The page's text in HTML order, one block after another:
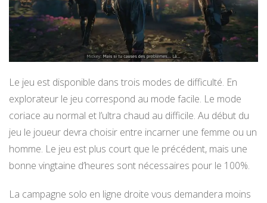
Le jeu est disponible dans trois modes de difficulté. En
explorateur le jeu correspond au mode facile. Le mode
coriace au normal et l’ultra chaud au difficile. Au début du
jeu le joueur devra choisir entre incarner une femme ou un
homme. Le jeu est plus court que le précédent, mais une
bonne vingtaine d’heures sont nécessaires pour le 100%.
La campagne solo en ligne droite vous demandera moins